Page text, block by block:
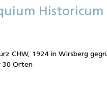
CHW, 1924 in Wirsberg
30 Orten